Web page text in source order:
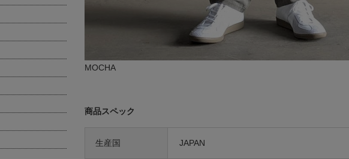
MOCHA
商品スペック
生産国 JAPAN